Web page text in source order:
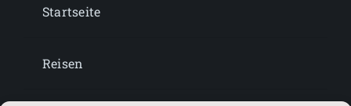
Startseite
Reisen